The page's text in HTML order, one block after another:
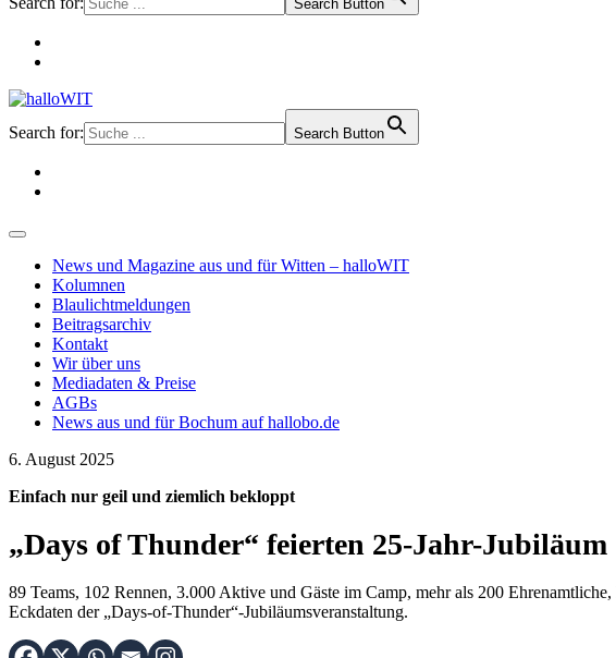
Search Button
Search for: Search Button
News und Magazine aus und für Witten – halloWIT
Kolumnen
Blaulichtmeldungen
Beitragsarchiv
Kontakt
Wir über uns
Mediadaten & Preise
AGBs
News aus und für Bochum auf hallobo.de
6. August 2025
Einfach nur geil und ziemlich bekloppt
„Days of Thunder“ feierten 25-Jahr-Jubiläum
89 Teams, 102 Rennen, 3.000 Aktive und Gäste im Camp, mehr als 200
Eckdaten der „Days-of-Thunder“-Jubiläumsveranstaltung.